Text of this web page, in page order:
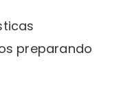
preparando